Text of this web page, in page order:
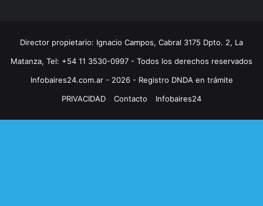
Director propietario: Ignacio Campos, Cabral 3175 Dpto. 2, La
Matanza, Tel: +54 11 3530-0997 - Todos los derechos reservados
Infobaires24.com.ar - 2026 - Registro DNDA en trámite
PRIVACIDAD
Contacto Infobaires24